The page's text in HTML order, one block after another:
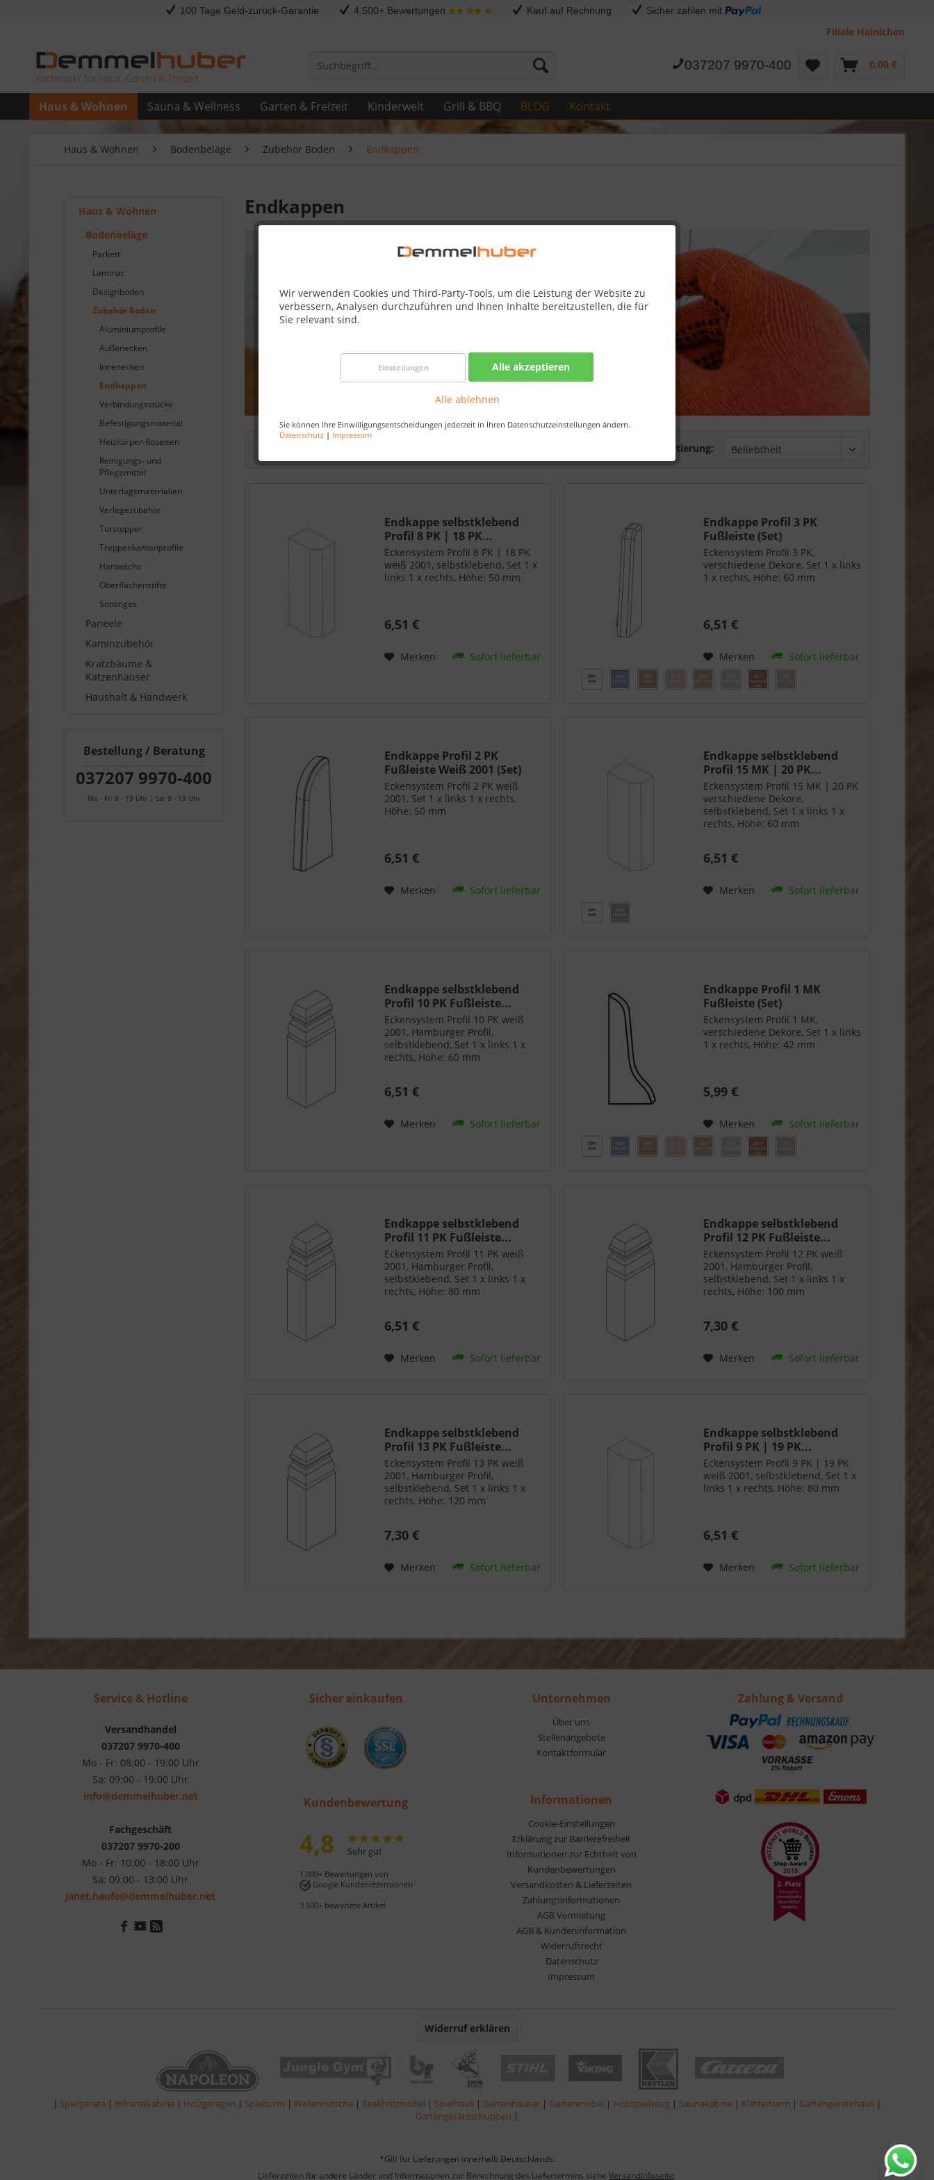
100 Tage Geld-zurück-Garantie 4.500+ Bewertungen Kauf auf Rechnung Sicher zahlen mit
Filiale Hainichen
Fachmarkt für Haus, Garten & Freizeit
037207 9970-400 0,00 €
Haus & Wohnen Sauna & Wellness Garten & Freizeit Kinderwelt Grill & BBQ BLOG Kontakt
Wir verwenden Cookies und Third-Party-Tools, um die Leistung der Website zu
verbessern, Analysen durchzuführen und Ihnen Inhalte bereitzustellen, die für
Sie relevant sind.
Einstellungen Alle akzeptieren
Alle ablehnen
Sie können Ihre Einwilligungsentscheidungen jederzeit in Ihren Datenschutzeinstellungen ändern.
Datenschutz | Impressum
Haus & Wohnen Bodenbeläge Zubehör Boden Endkappen
Haus & Wohnen
Bodenbeläge
Parkett
Laminat
Designboden
Zubehör Boden
Aluminiumprofile
Außenecken
Innenecken
Endkappen
Verbindungsstücke
Befestigungsmaterial
Heizkörper-Rosetten
Reinigungs- und
Pflegemittel
Unterlagsmaterialien
Verlegezubehör
Türstopper
Treppenkantenprofile
Hartwachs
Oberflächenstifte
Sonstiges
Paneele
Kaminzubehör
Kratzbäume &
Katzenhäuser
Haushalt & Handwerk
Bestellung / Beratung
037207 9970-400
Mo - Fr: 8 - 19 Uhr | Sa: 9 - 19 Uhr
Endkappen
Sortierung:
Endkappe selbstklebend
Profil 8 PK | 18 PK...
Eckensystem Profil 8 PK | 18 PK
weiß 2001, selbstklebend, Set 1 x
links 1 x rechts, Höhe: 50 mm
6,51 €
Merken Sofort lieferbar
Endkappe Profil 3 PK
Fußleiste (Set)
Eckensystem Profil 3 PK,
verschiedene Dekore, Set 1 x links
1 x rechts, Höhe: 60 mm
6,51 €
Merken Sofort lieferbar
Endkappe Profil 2 PK
Fußleiste Weiß 2001 (Set)
Eckensystem Profil 2 PK weiß
2001, Set 1 x links 1 x rechts,
Höhe: 50 mm
6,51 €
Merken Sofort lieferbar
Endkappe selbstklebend
Profil 15 MK | 20 PK...
Eckensystem Profil 15 MK | 20 PK
verschiedene Dekore,
selbstklebend, Set 1 x links 1 x
rechts, Höhe: 60 mm
6,51 €
Merken Sofort lieferbar
Endkappe selbstklebend
Profil 10 PK Fußleiste...
Eckensystem Profil 10 PK weiß
2001, Hamburger Profil,
selbstklebend, Set 1 x links 1 x
rechts, Höhe: 60 mm
6,51 €
Merken Sofort lieferbar
Endkappe Profil 1 MK
Fußleiste (Set)
Eckensystem Profil 1 MK,
verschiedene Dekore, Set 1 x links
1 x rechts, Höhe: 42 mm
5,99 €
Merken Sofort lieferbar
Endkappe selbstklebend
Profil 11 PK Fußleiste...
Eckensystem Profil 11 PK weiß
2001, Hamburger Profil,
selbstklebend, Set 1 x links 1 x
rechts, Höhe: 80 mm
6,51 €
Merken Sofort lieferbar
Endkappe selbstklebend
Profil 12 PK Fußleiste...
Eckensystem Profil 12 PK weiß
2001, Hamburger Profil,
selbstklebend, Set 1 x links 1 x
rechts, Höhe: 100 mm
7,30 €
Merken Sofort lieferbar
Endkappe selbstklebend
Profil 13 PK Fußleiste...
Eckensystem Profil 13 PK weiß
2001, Hamburger Profil,
selbstklebend, Set 1 x links 1 x
rechts, Höhe: 120 mm
7,30 €
Merken Sofort lieferbar
Endkappe selbstklebend
Profil 9 PK | 19 PK...
Eckensystem Profil 9 PK | 19 PK
weiß 2001, selbstklebend, Set 1 x
links 1 x rechts, Höhe: 80 mm
6,51 €
Merken Sofort lieferbar
Service & Hotline
Versandhandel
037207 9970-400
Mo - Fr: 08:00 - 19:00 Uhr
Sa: 09:00 - 19:00 Uhr
info@demmelhuber.net
Fachgeschäft
037207 9970-200
Mo - Fr: 10:00 - 18:00 Uhr
Sa: 09:00 - 13:00 Uhr
janet.haufe@demmelhuber.net
Sicher einkaufen
Kundenbewertung
4,8 Sehr gut
1.000+ Bewertungen von
Google Kundenrezensionen
3.500+ bewertete Artikel
Unternehmen
Über uns
Stellenangebote
Kontaktformular
Informationen
Cookie-Einstellungen
Erklärung zur Barrierefreiheit
Informationen zur Echtheit von
Kundenbewertungen
Versandkosten & Lieferzeiten
Zahlungsinformationen
AGB Vermietung
AGB & Kundeninformation
Widerrufsrecht
Datenschutz
Impressum
Zahlung & Versand
Widerruf erklären
| Spielgeräte | Infrarotkabine | Holzgaragen | Spielturm | Wellenrutsche | Teakholzmöbel | Spielhaus | Gartenhäuser | Gartenmöbel | Holzspielzeug | Saunakabine | Kletterturm | Gartengerätehaus |
Gartengeräteschuppen |
*Gilt für Lieferungen innerhalb Deutschlands.
Lieferzeiten für andere Länder und Informationen zur Berechnung des Liefertermins siehe Versandinfoseite.